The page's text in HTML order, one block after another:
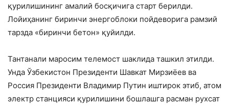
қурилишининг амалий босқичига старт берилди.
Лойиҳанинг биринчи энергоблоки пойдеворига рамзий
тарзда «биринчи бетон» қуйилди.
Тантанали маросим телемост шаклида ташкил этилди.
Унда Ўзбекистон Президенти Шавкат Мирзиёев ва
Россия Президенти Владимир Путин иштирок этиб, атом
электр станцияси қурилишини бошлашга расман рухсат